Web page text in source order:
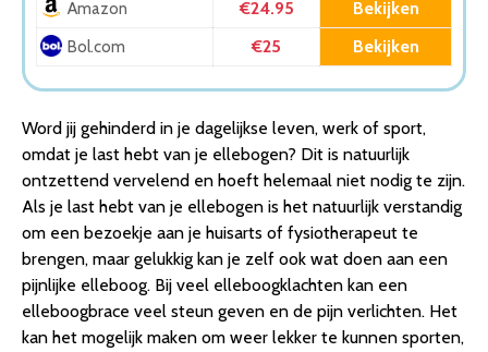
Amazon €24.95 Bekijken
Bol.com €25 Bekijken
Word jij gehinderd in je dagelijkse leven, werk of sport,
omdat je last hebt van je ellebogen? Dit is natuurlijk
ontzettend vervelend en hoeft helemaal niet nodig te zijn.
Als je last hebt van je ellebogen is het natuurlijk verstandig
om een bezoekje aan je huisarts of fysiotherapeut te
brengen, maar gelukkig kan je zelf ook wat doen aan een
pijnlijke elleboog. Bij veel elleboogklachten kan een
elleboogbrace veel steun geven en de pijn verlichten. Het
kan het mogelijk maken om weer lekker te kunnen sporten,